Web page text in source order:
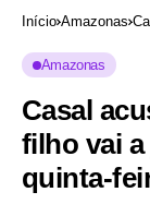
Início Amazonas
Amazonas
Casal
filho vai
quinta-